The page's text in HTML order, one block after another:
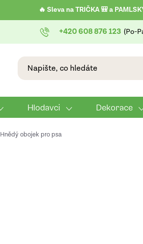
🔥 Sleva na TRIČKA 🎒 a
+420 608 876 123
Hlodavci Dekorace
Hnědý obojek pro psa